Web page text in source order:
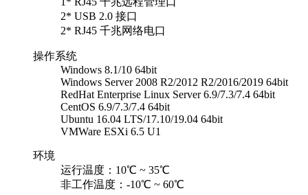
2* USB 2.0 接口
2* RJ45 千兆网络电口
操作系统
Windows 8.1/10 64bit
Windows Server 2008 R2/2012 R2/2016/2019 64bit
RedHat Enterprise Linux Server 6.9/7.3/7.4 64bit
CentOS 6.9/7.3/7.4 64bit
Ubuntu 16.04 LTS/17.10/19.04 64bit
VMWare ESXi 6.5 U1
环境
运行温度：10℃ ~ 35℃
非工作温度：-10℃ ~ 60℃